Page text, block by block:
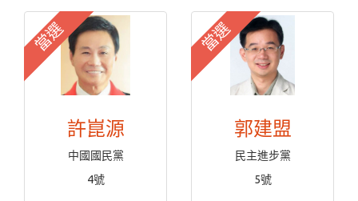
當選
許崑源
中國國民黨
4號
當選
郭建盟
民主進步黨
5號